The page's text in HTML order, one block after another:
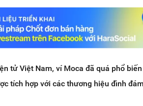
tử Việt Nam, ví Moca đã quá phổ
tích hợp với các thương hiệu đình